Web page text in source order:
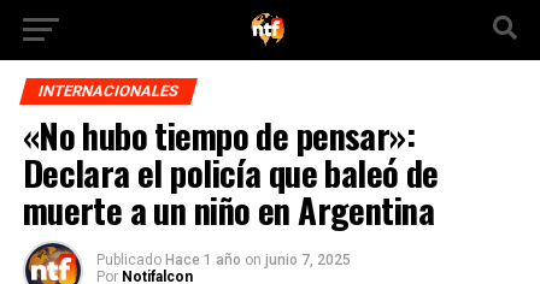
INTERNACIONALES
«No hubo tiempo de pensar»:
Declara el policía que baleó de
muerte a un niño en Argentina
Publicado Hace 1 año on junio 7, 2025
Por Notifalcon